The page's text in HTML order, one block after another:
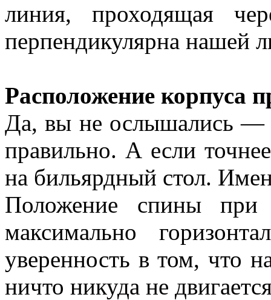
линия, проходящая
перпендикулярна нашей
Расположение корпуса
Да, вы не ослышались —
правильно. А если
на бильярдный стол.
Положение спины при
максимально
уверенность в том, что
ничто никуда не